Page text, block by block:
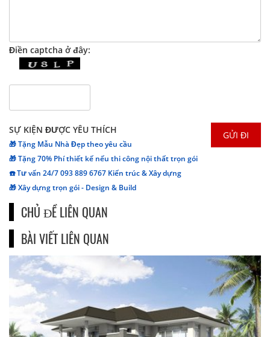
Điền captcha ở đây:
SỰ KIỆN ĐƯỢC YÊU THÍCH
🎁 Tặng Mẫu Nhà Đẹp theo yêu cầu
🎁 Tặng 70% Phí thiết kế nếu thi công nội thất trọn gói
☎️ Tư vấn 24/7 093 889 6767 Kiến trúc & Xây dựng
🎁 Xây dựng trọn gói - Design & Build
CHỦ ĐỀ LIÊN QUAN
BÀI VIẾT LIÊN QUAN